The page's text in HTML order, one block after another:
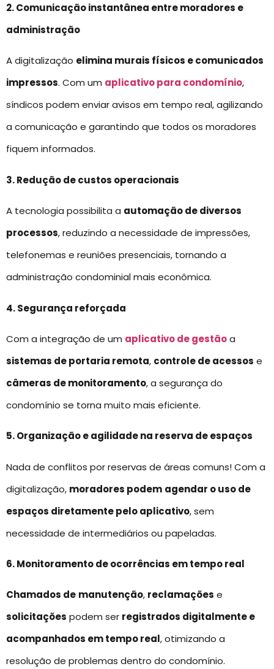
2. Comunicação instantânea entre moradores e
administração
A digitalização elimina murais físicos e comunicados
impressos. Com um aplicativo para condomínio,
síndicos podem enviar avisos em tempo real, agilizando
a comunicação e garantindo que todos os moradores
fiquem informados.
3. Redução de custos operacionais
A tecnologia possibilita a automação de diversos
processos, reduzindo a necessidade de impressões,
telefonemas e reuniões presenciais, tornando a
administração condominial mais econômica.
4. Segurança reforçada
Com a integração de um aplicativo de gestãoa
sistemas de portaria remota, controle de acessos e
câmeras de monitoramento, a segurança do
condomínio se torna muito mais eficiente.
5. Organização e agilidade na reserva de espaços
Nada de conflitos por reservas de áreas comuns! Com a
digitalização, moradores podem agendar o uso de
espaços diretamente pelo aplicativo, sem
necessidade de intermediários ou papeladas.
6. Monitoramento de ocorrências em tempo real
Chamados de manutenção, reclamações e
solicitações podem ser registrados digitalmente e
acompanhados em tempo real, otimizando a
resolução de problemas dentro do condomínio.